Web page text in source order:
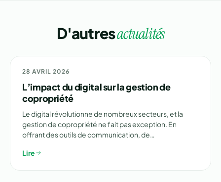
D'autresactualités
💰 GESTION
28 AVRIL 2026
L’impact du digital sur la gestion de
copropriété
Le digital révolutionne de nombreux secteurs, et la
gestion de copropriété ne fait pas exception. En
offrant des outils de communication, de…
Lire